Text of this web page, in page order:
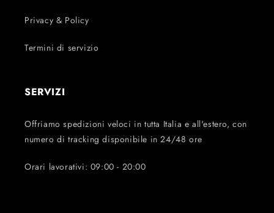
Privacy & Policy
Termini di servizio
SERVIZI
Offriamo spedizioni veloci in tutta Italia e all'estero, con
numero di tracking disponibile in 24/48 ore
Orari lavorativi: 09:00 - 20:00